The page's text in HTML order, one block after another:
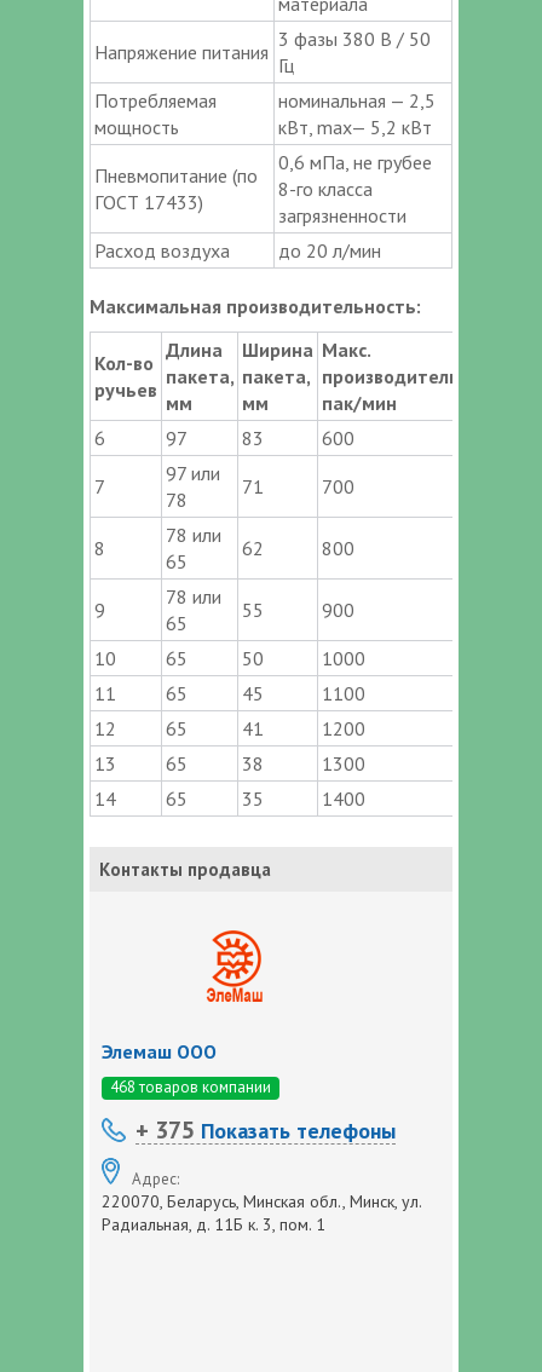
Напряжение питания
3 фазы 380 В / 50
Гц
Потребляемая
мощность
номинальная — 2,5
кВт, max— 5,2 кВт
Пневмопитание (по
ГОСТ 17433)
0,6 мПа, не грубее
8-го класса
загрязненности
Расход воздуха
до 20 л/мин
Максимальная производительность:
Кол-во
ручьев
Длина
пакета,
мм
Ширина
пакета,
мм
Макс.
производительность
пак/мин
6
97 83
600
7
97 или
78
71 700
8
78 или
65
62 800
9
78 или
65
55
900
10
65 50
1000
11
65 45
1100
12
65 41
1200
13
65 38
1300
14
65 35 1400
Контакты продавца
Элемаш ООО
468 товаров компании
+ 375 Показать телефоны
Адрес:
220070, Беларусь, Минская обл., Минск, ул.
Радиальная, д. 11Б к. 3, пом. 1